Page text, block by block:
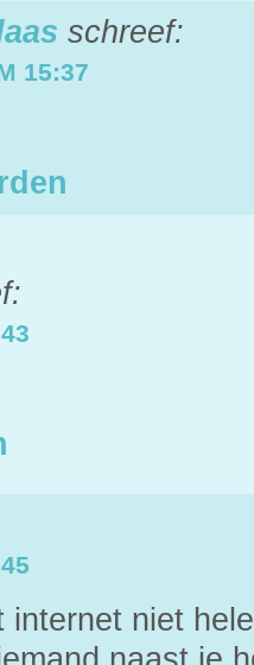
schreef:
15:37
internet niet